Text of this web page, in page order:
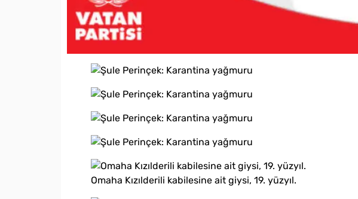
Omaha Kızılderili kabilesine ait giysi, 19. yüzyıl.